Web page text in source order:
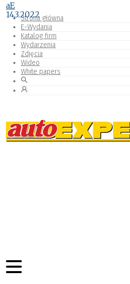
Strona główna
E-Wydania
Katalog firm
Wydarzenia
Zdjęcia
Wideo
White papers
aE
14.3.2022